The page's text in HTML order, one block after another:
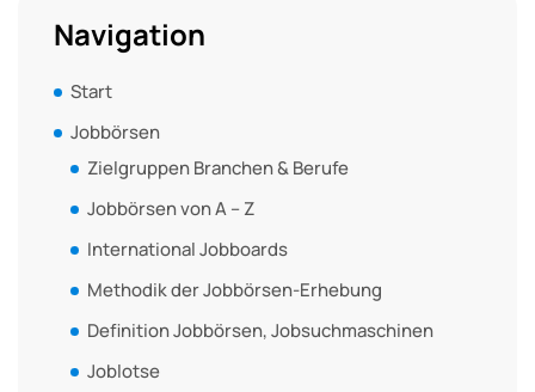
Navigation
Start
Jobbörsen
Zielgruppen Branchen & Berufe
Jobbörsen von A – Z
International Jobboards
Methodik der Jobbörsen-Erhebung
Definition Jobbörsen, Jobsuchmaschinen
Joblotse